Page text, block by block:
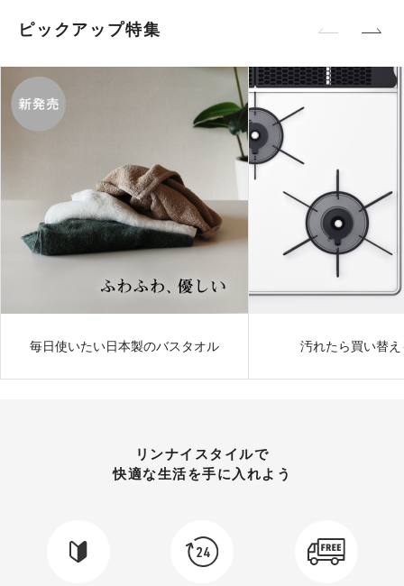
ピックアップ特集
毎日使いたい日本製のバスタオル 汚れたら買い替
リンナイスタイルで
快適な生活を手に入れよう